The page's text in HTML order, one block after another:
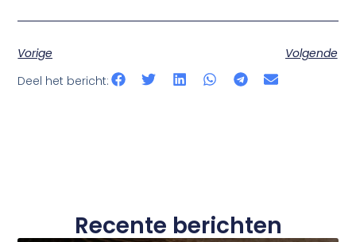
Vorige
Volgende
Deel het bericht:
Recente berichten